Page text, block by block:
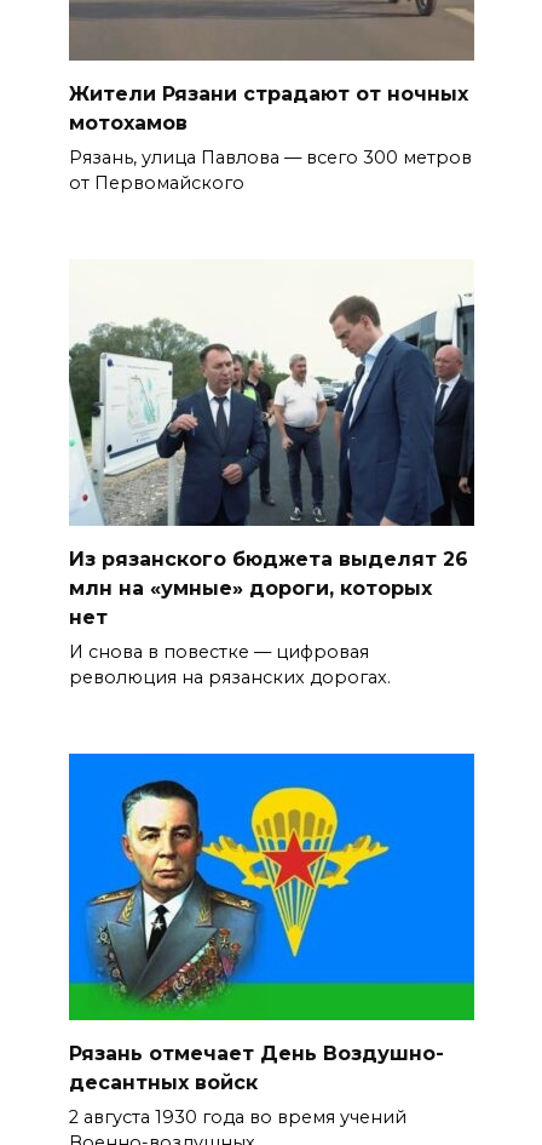
Жители Рязани страдают от ночных
мотохамов
Рязань, улица Павлова — всего 300 метров
от Первомайского
Из рязанского бюджета выделят 26
млн на «умные» дороги, которых
нет
И снова в повестке — цифровая
революция на рязанских дорогах.
Рязань отмечает День Воздушно-
десантных войск
2 августа 1930 года во время учений